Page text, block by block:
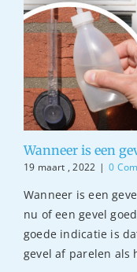
Wanneer is een
19 maart , 2022 | 0
Wanneer is een
nu of een gevel
goede indicatie is
gevel af parelen als